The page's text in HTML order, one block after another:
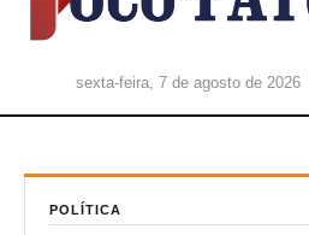
sexta-feira, 7 de agosto de 2026
POLÍTICA